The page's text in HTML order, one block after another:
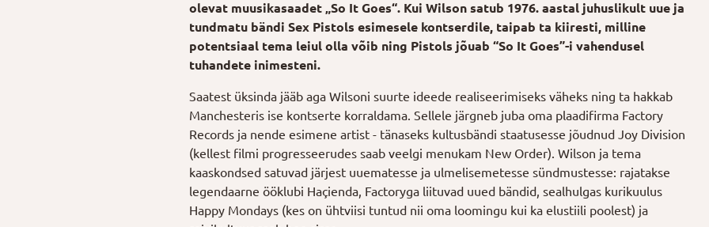
olevat muusikasaadet „So It Goes“. Kui Wilson satub 1976. aastal juhuslikult uue ja
tundmatu bändi Sex Pistols esimesele kontserdile, taipab ta kiiresti, milline
potentsiaal tema leiul olla võib ning Pistols jõuab “So It Goes”-i vahendusel
tuhandete inimesteni.
Saatest üksinda jääb aga Wilsoni suurte ideede realiseerimiseks väheks ning ta hakkab
Manchesteris ise kontserte korraldama. Sellele järgneb juba oma plaadifirma Factory
Records ja nende esimene artist - tänaseks kultusbändi staatusesse jõudnud Joy Division
(kellest filmi progresseerudes saab veelgi menukam New Order). Wilson ja tema
kaaskondsed satuvad järjest uuematesse ja ulmelisemetesse sündmustesse: rajatakse
legendaarne ööklubi Haçienda, Factoryga liituvad uued bändid, sealhulgas kurikuulus
Happy Mondays (kes on ühtviisi tuntud nii oma loomingu kui ka elustiili poolest) ja